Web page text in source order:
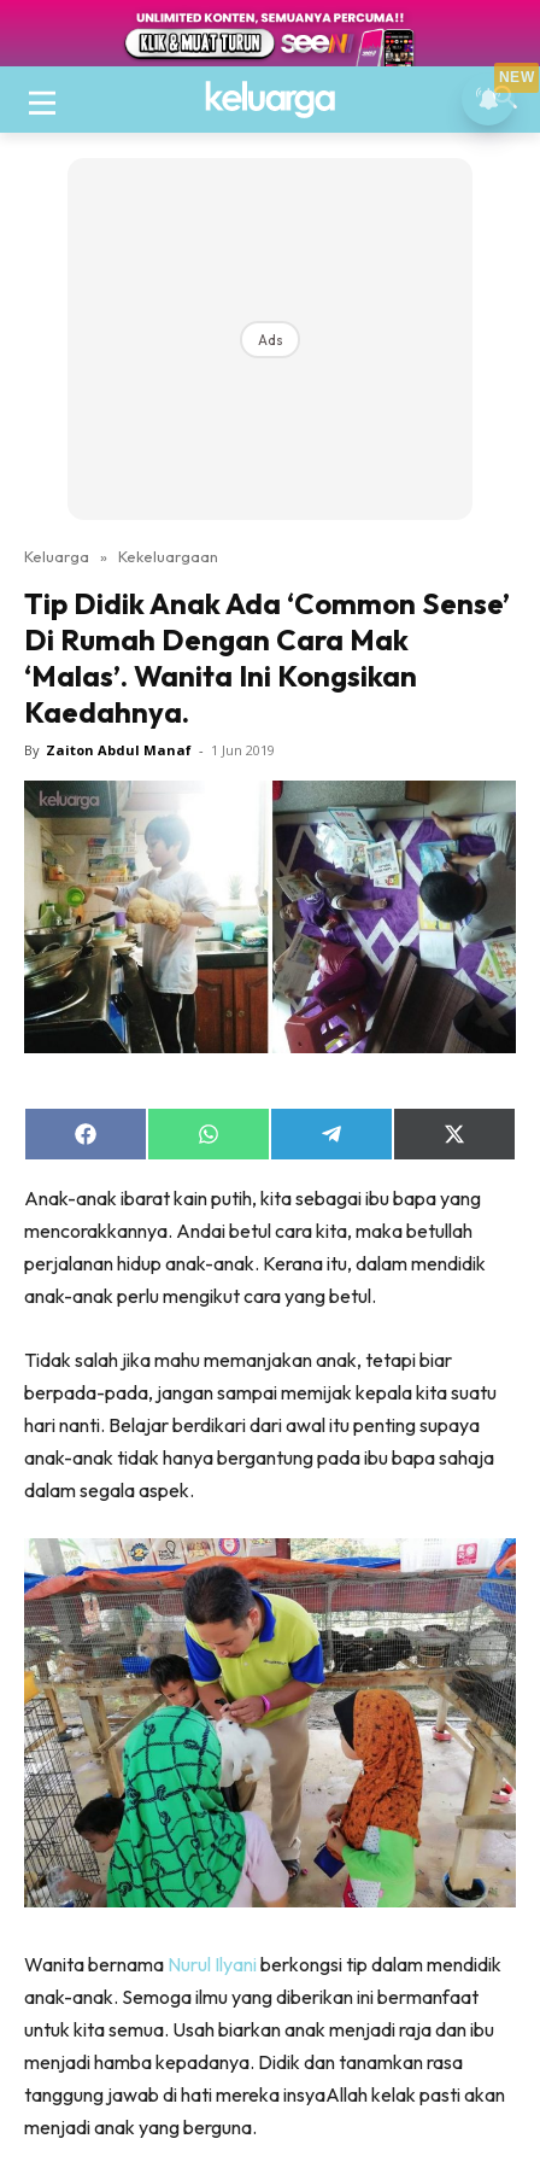
Ads
Keluarga » Kekeluargaan
Tip Didik Anak Ada ‘Common Sense’
Di Rumah Dengan Cara Mak
‘Malas’. Wanita Ini Kongsikan
Kaedahnya.
By Zaiton Abdul Manaf - 1 Jun 2019
Share
on
Share
on
Share
on
Share
on
(Twitter)
Anak-anak ibarat kain putih, kita sebagai ibu bapa yang
mencorakkannya. Andai betul cara kita, maka betullah
perjalanan hidup anak-anak. Kerana itu, dalam mendidik
anak-anak perlu mengikut cara yang betul.
Tidak salah jika mahu memanjakan anak, tetapi biar
berpada-pada, jangan sampai memijak kepala kita suatu
hari nanti. Belajar berdikari dari awal itu penting supaya
anak-anak tidak hanya bergantung pada ibu bapa sahaja
dalam segala aspek.
Wanita bernama Nurul Ilyani berkongsi tip dalam mendidik
anak-anak. Semoga ilmu yang diberikan ini bermanfaat
untuk kita semua. Usah biarkan anak menjadi raja dan ibu
menjadi hamba kepadanya. Didik dan tanamkan rasa
tanggung jawab di hati mereka insyaAllah kelak pasti akan
menjadi anak yang berguna.
NEW